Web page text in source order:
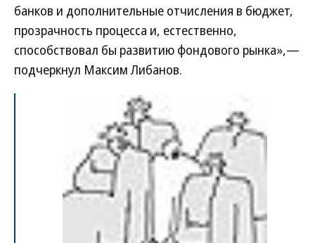
банков и дополнительные отчисления в бюджет,
прозрачность процесса и, естественно,
способствовал бы развитию фондового рынка»,—
подчеркнул Максим Либанов.